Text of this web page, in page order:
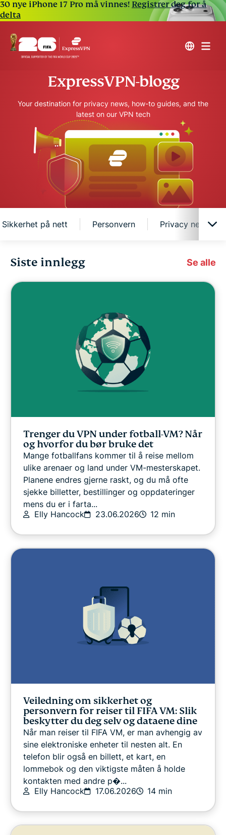
30 nye iPhone 17 Pro må vinnes! Registrer deg for å
delta
ExpressVPN-blogg
Your destination for privacy news, how-to guides, and the
latest on our VPN tech
Sikkerhet på nett Personvern Privacy news
Featured
Siste innlegg Se alle
Trenger du VPN under fotball-VM? Når
og hvorfor du bør bruke det
Mange fotballfans kommer til å reise mellom
ulike arenaer og land under VM-mesterskapet.
Planene endres gjerne raskt, og du må ofte
sjekke billetter, bestillinger og oppdateringer
mens du er i farta...
Elly Hancock
23.06.2026 12 min
Veiledning om sikkerhet og
personvern for reiser til FIFA VM: Slik
beskytter du deg selv og dataene dine
Når man reiser til FIFA VM, er man avhengig av
sine elektroniske enheter til nesten alt. En
telefon blir også en billett, et kart, en
lommebok og den viktigste måten å holde
kontakten med andre p�...
Elly Hancock
17.06.2026 14 min